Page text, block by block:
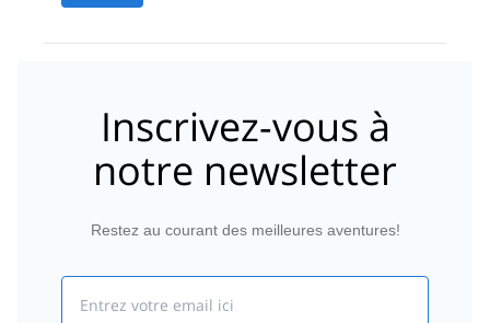
Inscrivez-vous à
notre newsletter
Restez au courant des meilleures aventures!